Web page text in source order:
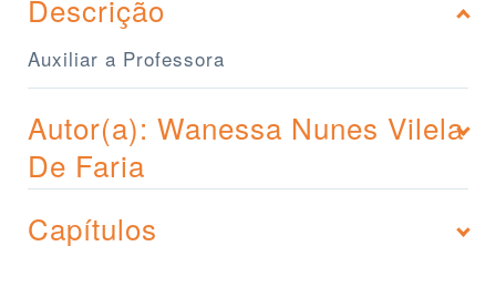
Descrição
Auxiliar a Professora
Autor(a): Wanessa Nunes Vilela
De Faria
Capítulos